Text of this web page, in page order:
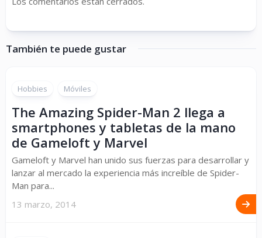
También te puede gustar
Hobbies Móviles
The Amazing Spider-Man 2 llega a
smartphones y tabletas de la mano
de Gameloft y Marvel
Gameloft y Marvel han unido sus fuerzas para desarrollar y
lanzar al mercado la experiencia más increíble de Spider-
Man para...
13 marzo, 2014